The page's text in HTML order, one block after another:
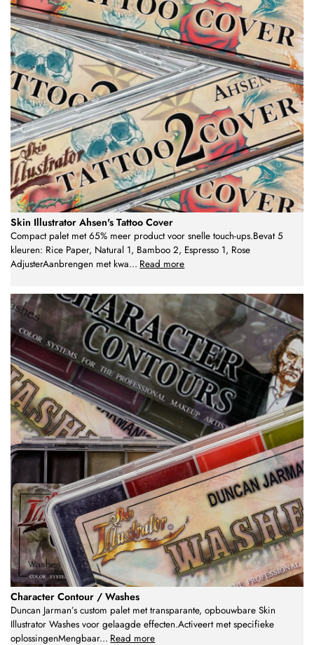
Skin Illustrator Ahsen's Tattoo Cover
Compact palet met 65% meer product voor snelle touch-ups.Bevat 5
kleuren: Rice Paper, Natural 1, Bamboo 2, Espresso 1, Rose
AdjusterAanbrengen met kwa... Read more
Character Contour / Washes
Duncan Jarman’s custom palet met transparante, opbouwbare Skin
Illustrator Washes voor gelaagde effecten.Activeert met specifieke
oplossingenMengbaar... Read more